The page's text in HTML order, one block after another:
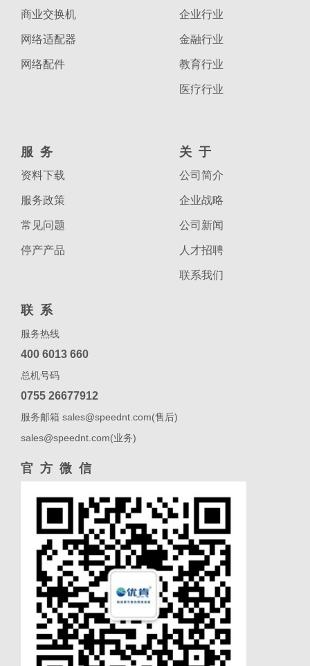
商业交换机
网络适配器
网络配件
企业行业
金融行业
教育行业
医疗行业
服务
资料下载
服务政策
常见问题
停产产品
关于
公司简介
企业战略
公司新闻
人才招聘
联系我们
联系
服务热线
400 6013 660
总机号码
0755 26677912
服务邮箱 sales@speednt.com(售后)
sales@speednt.com(业务)
官方微信